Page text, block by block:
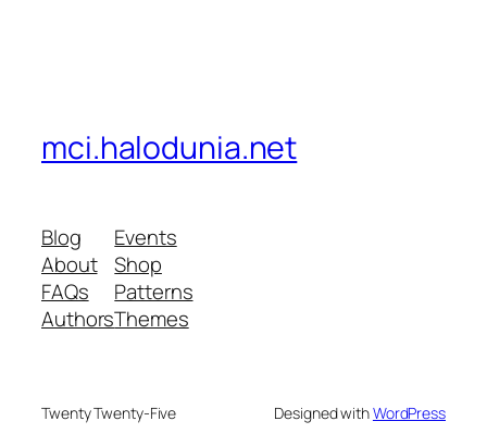
mci.halodunia.net
Blog
About
FAQs
Authors
Events
Shop
Patterns
Themes
Twenty Twenty-Five Designed withWordPress